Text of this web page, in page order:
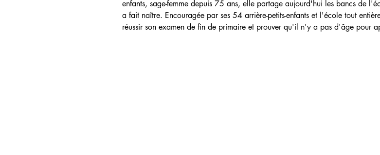
enfants, sage-femme depuis 75 ans, elle partage aujourd'hui les bancs de
a fait naître. Encouragée par ses 54 arrière-petits-enfants et l'école tout
réussir son examen de fin de primaire et prouver qu'il n'y a pas d'âge pour